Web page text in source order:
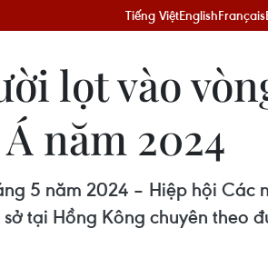
Tiếng ViệtEnglishFrançais
lọt vào
năm 2024
5 năm 2024 – Hiệp hội Các
tại Hồng Kông chuyên theo